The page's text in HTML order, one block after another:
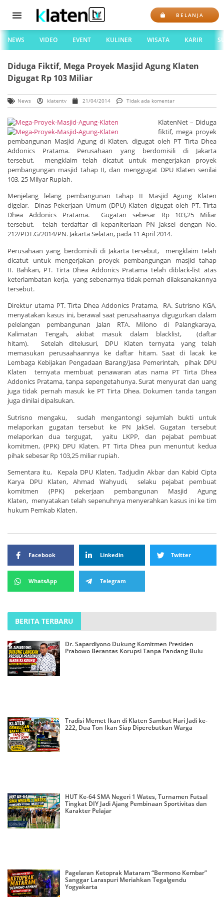
BELANJA
NEWS VIDEO EVENT KULINER WISATA KARIR
Diduga Fiktif, Mega Proyek Masjid Agung Klaten
Digugat Rp 103 Miliar
News klatentv 21/04/2014 Tidak ada komentar
KlatenNet – Diduga
fiktif, mega proyek
pembangunan Masjid Agung di Klaten, digugat oleh PT Tirta Dhea
Addonics Pratama. Perusahaan yang berdomisili di Jakarta
tersebut, mengklaim telah dicatut untuk mengerjakan proyek
pembangungan masjid tahap II, dan menggugat DPU Klaten senilai
103, 25 Milyar Rupiah.
Menjelang lelang pembangunan tahap II Masjid Agung Klaten
digelar, Dinas Pekerjaan Umum (DPU) Klaten digugat oleh PT. Tirta
Dhea Addonics Pratama. Gugatan sebesar Rp 103,25 Miliar
tersebut, telah terdaftar di kepaniteriaan PN Jaksel dengan No.
212/PDT.G/2014/PN. Jakarta Selatan, pada 11 April 2014.
Perusahaan yang berdomisili di Jakarta tersebut, mengklaim telah
dicatut untuk mengerjakan proyek pembangungan masjid tahap
II. Bahkan, PT. Tirta Dhea Addonics Pratama telah diblack-list atas
keterlambatan kerja, yang sebenarnya tidak pernah dilaksanakannya
tersebut.
Direktur utama PT. Tirta Dhea Addonics Pratama, RA. Sutrisno KGA,
menyatakan kasus ini, berawal saat perusahaanya digugurkan dalam
pelelangan pembangunan Jalan RTA. Milono di Palangkaraya,
Kalimatan Tengah, akibat masuk dalam blacklist, (daftar
hitam). Setelah ditelusuri, DPU Klaten ternyata yang telah
memasukan perusaahaannya ke daftar hitam. Saat di lacak ke
Lembaga Kebijakan Pengadaan Barang/Jasa Pemerintah, pihak DPU
Klaten ternyata membuat penawaran atas nama PT Tirta Dhea
Addonics Pratama, tanpa sepengetahunya. Surat menyurat dan uang
juga tidak pernah masuk ke PT Tirta Dhea. Dokumen tanda tangan
juga dinilai dipalsukan.
Sutrisno mengaku, sudah mengantongi sejumlah bukti untuk
melaporkan gugatan tersebut ke PN JakSel. Gugatan tersebut
melaporkan dua tergugat, yaitu LKPP, dan pejabat pembuat
komitmen, (PPK) DPU Klaten. PT Tirta Dhea pun menuntut kedua
pihak sebesar Rp 103,25 miliar rupiah.
Sementara itu, Kepala DPU Klaten, Tadjudin Akbar dan Kabid Cipta
Karya DPU Klaten, Ahmad Wahyudi, selaku pejabat pembuat
komitmen (PPK) pekerjaan pembangunan Masjid Agung
Klaten, menyatakan telah sepenuhnya menyerahkan kasus ini ke tim
hukum Pemkab Klaten.
Facebook Linkedin Twitter
WhatsApp Telegram
BERITA TERBARU
Dr. Sapardiyono Dukung Komitmen Presiden
Prabowo Berantas Korupsi Tanpa Pandang Bulu
Tradisi Memet Ikan di Klaten Sambut Hari Jadi ke-
222, Dua Ton Ikan Siap Diperebutkan Warga
HUT Ke-64 SMA Negeri 1 Wates, Turnamen Futsal
Tingkat DIY Jadi Ajang Pembinaan Sportivitas dan
Karakter Pelajar
Pagelaran Ketoprak Mataram “Bermono Kembar”
Sanggar Laraspuri Meriahkan Tegalgendu
Yogyakarta